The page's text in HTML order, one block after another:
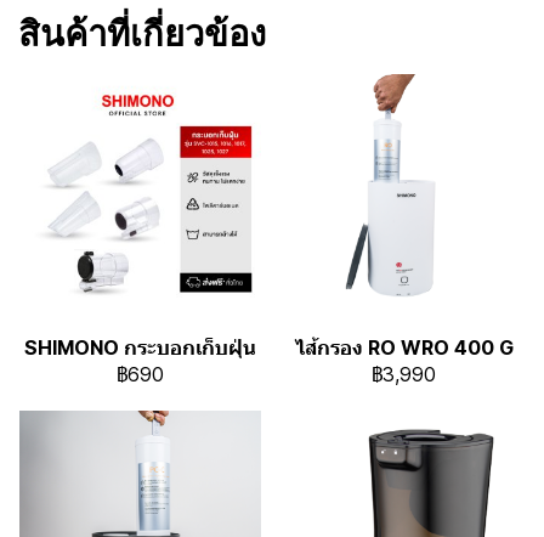
สินค้าที่เกี่ยวข้อง
SHIMONO กระบอกเก็บฝุ่น
฿690
ไส้กรอง RO WRO 400 G
฿3,990